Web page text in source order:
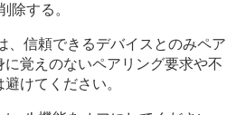
除する。
、信頼できるデバイスとのみペア
に覚えのないペアリング要求や不
けてください。